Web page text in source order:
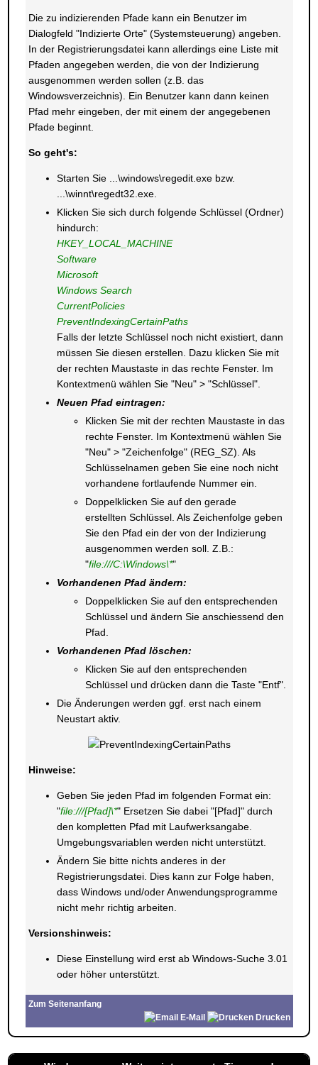
Die zu indizierenden Pfade kann ein Benutzer im
Dialogfeld "Indizierte Orte" (Systemsteuerung) angeben.
In der Registrierungsdatei kann allerdings eine Liste mit
Pfaden angegeben werden, die von der Indizierung
ausgenommen werden sollen (z.B. das
Windowsverzeichnis). Ein Benutzer kann dann keinen
Pfad mehr eingeben, der mit einem der angegebenen
Pfade beginnt.
So geht's:
Starten Sie ...\windows\regedit.exe bzw.
...\winnt\regedt32.exe.
Klicken Sie sich durch folgende Schlüssel (Ordner)
hindurch:
HKEY_LOCAL_MACHINE
Software
Microsoft
Windows Search
CurrentPolicies
PreventIndexingCertainPaths
Falls der letzte Schlüssel noch nicht existiert, dann
müssen Sie diesen erstellen. Dazu klicken Sie mit
der rechten Maustaste in das rechte Fenster. Im
Kontextmenü wählen Sie "Neu" > "Schlüssel".
Neuen Pfad eintragen:
Klicken Sie mit der rechten Maustaste in das
rechte Fenster. Im Kontextmenü wählen Sie
"Neu" > "Zeichenfolge" (REG_SZ). Als
Schlüsselnamen geben Sie eine noch nicht
vorhandene fortlaufende Nummer ein.
Doppelklicken Sie auf den gerade
erstellten Schlüssel. Als Zeichenfolge geben
Sie den Pfad ein der von der Indizierung
ausgenommen werden soll. Z.B.:
"file:///C:\Windows\*"
Vorhandenen Pfad ändern:
Doppelklicken Sie auf den entsprechenden
Schlüssel und ändern Sie anschiessend den
Pfad.
Vorhandenen Pfad löschen:
Klicken Sie auf den entsprechenden
Schlüssel und drücken dann die Taste "Entf".
Die Änderungen werden ggf. erst nach einem
Neustart aktiv.
Hinweise:
Geben Sie jeden Pfad im folgenden Format ein:
"file:///[Pfad]\*" Ersetzen Sie dabei "[Pfad]" durch
den kompletten Pfad mit Laufwerksangabe.
Umgebungsvariablen werden nicht unterstützt.
Ändern Sie bitte nichts anderes in der
Registrierungsdatei. Dies kann zur Folge haben,
dass Windows und/oder Anwendungsprogramme
nicht mehr richtig arbeiten.
Versionshinweis:
Diese Einstellung wird erst ab Windows-Suche 3.01
oder höher unterstützt.
Zum Seitenanfang
E-Mail
Drucken